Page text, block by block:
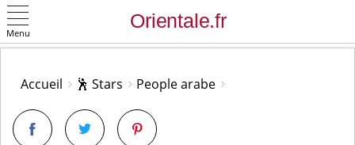
Menu
Accueil 🕺 Stars People arabe